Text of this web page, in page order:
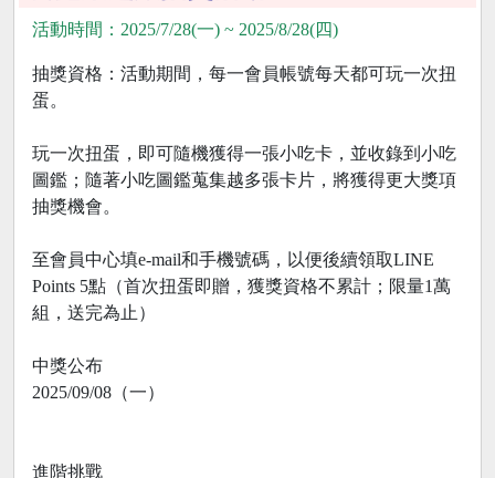
活動時間：2025/7/28(一) ~ 2025/8/28(四)
抽獎資格：活動期間，每一會員帳號每天都可玩一次扭
蛋。
玩一次扭蛋，即可隨機獲得一張小吃卡，並收錄到小吃
圖鑑；隨著小吃圖鑑蒐集越多張卡片，將獲得更大獎項
抽獎機會。
至會員中心填e-mail和手機號碼，以便後續領取LINE
Points 5點（首次扭蛋即贈，獲獎資格不累計；限量1萬
組，送完為止）
中獎公布
2025/09/08（一）
進階挑戰